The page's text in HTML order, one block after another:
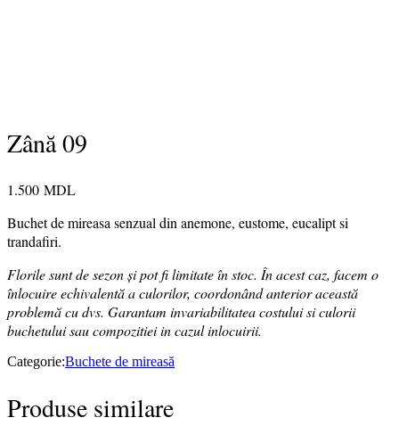
Zână 09
1.500 MDL
Buchet de mireasa senzual din anemone, eustome, eucalipt si
trandafiri.
Florile sunt de sezon și pot fi limitate în stoc. În acest caz, facem o
înlocuire echivalentă a culorilor, coordonând anterior această
problemă cu dvs. Garantam invariabilitatea costului si culorii
buchetului sau compozitiei in cazul inlocuirii.
Categorie:Buchete de mireasă
Produse similare